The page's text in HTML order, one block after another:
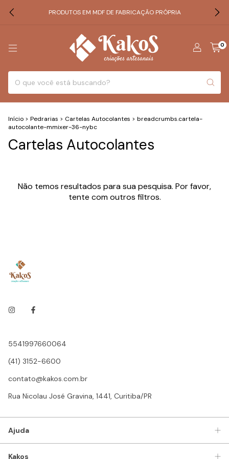
PRODUTOS EM MDF DE FABRICAÇÃO PRÓPRIA
0
Início > Pedrarias > Cartelas Autocolantes > breadcrumbs.cartela-
autocolante-mmixer-36-nybc
Cartelas Autocolantes
Não temos resultados para sua pesquisa. Por favor,
tente com outros filtros.
5541997660064
(41) 3152-6600
contato@kakos.com.br
Rua Nicolau José Gravina, 1441, Curitiba/PR
Ajuda
Kakos